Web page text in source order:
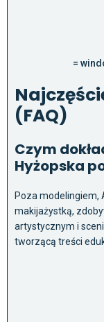
=
(FAQ)
Czym
Hyżopska
Poza modelingiem,
makijażystką,
artystycznym i
tworzącą treści